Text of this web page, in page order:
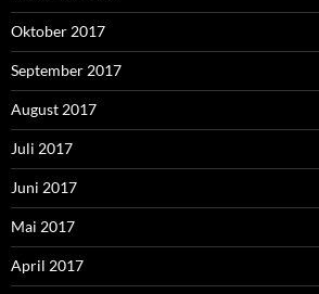
Oktober 2017
September 2017
August 2017
Juli 2017
Juni 2017
Mai 2017
April 2017